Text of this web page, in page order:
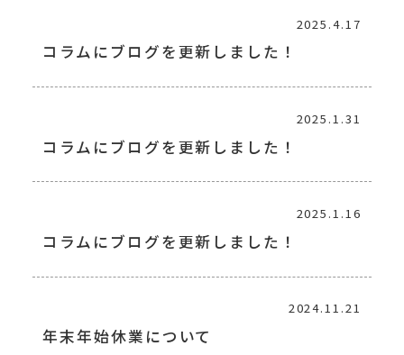
2025.4.17
コラムにブログを更新しました！
2025.1.31
コラムにブログを更新しました！
2025.1.16
コラムにブログを更新しました！
2024.11.21
年末年始休業について